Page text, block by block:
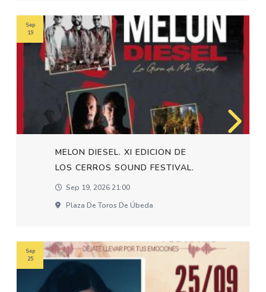
MELON DIESEL. XI EDICION DE
LOS CERROS SOUND FESTIVAL.
Sep 19, 2026 21:00
Plaza De Toros De Úbeda
Sep
19
Sep
25